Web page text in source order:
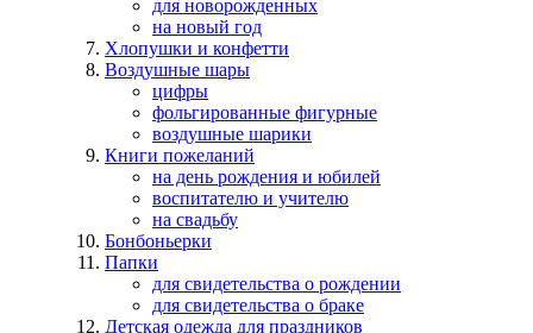
для новорожденных
на новый год
Хлопушки и конфетти
Воздушные шары
цифры
фольгированные фигурные
воздушные шарики
Книги пожеланий
на день рождения и юбилей
воспитателю и учителю
на свадьбу
Бонбоньерки
Папки
для свидетельства о рождении
для свидетельства о браке
Детская одежда для праздников